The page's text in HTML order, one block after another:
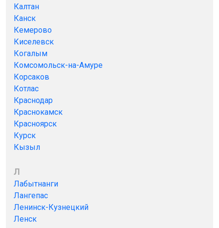
Калтан
Канск
Кемерово
Киселевск
Когалым
Комсомольск-на-Амуре
Корсаков
Котлас
Краснодар
Краснокамск
Красноярск
Курск
Кызыл
Л
Лабытнанги
Лангепас
Ленинск-Кузнецкий
Ленск